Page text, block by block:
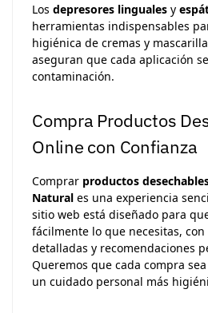
Los depresores linguales y
herramientas indispensables
higiénica de cremas y
aseguran que cada aplicación
contaminación.
Compra Productos
Online con Confianza
Comprar productos
Natural es una experiencia
sitio web está diseñado para
fácilmente lo que necesitas,
detalladas y recomendaciones
Queremos que cada compra
un cuidado personal más